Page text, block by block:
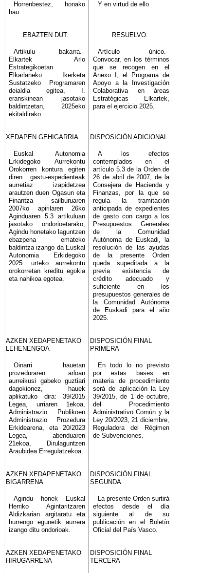
Horrenbestez, honako
hau
Y en virtud de ello
EBAZTEN DUT: RESUELVO:
Artikulu bakarra.–
Elkartek Arlo
Estrategikoetan
Elkarlaneko Ikerketa
Sustatzeko Programaren
deialdia egitea, I.
eranskinean jasotako
baldintzetan, 2025eko
ekitaldirako.
Artículo único.–
Convocar, en los términos
que se recogen en el
Anexo I, el Programa de
Apoyo a la Investigación
Colaborativa en áreas
Estratégicas Elkartek,
para el ejercicio 2025.
XEDAPEN GEHIGARRIA DISPOSICIÓN ADICIONAL
Euskal Autonomia
Erkidegoko Aurrekontu
Orokorren kontura egiten
diren gastu-espedienteak
aurretiaz izapidetzea
arautzen duen Ogasun eta
Finantza sailburuaren
2007ko apirilaren 26ko
Aginduaren 5.3 artikuluan
jasotako ondorioetarako,
Agindu honetako laguntzen
ebazpena emateko
baldintza izango da Euskal
Autonomia Erkidegoko
2025. urteko aurrekontu
orokorretan kreditu egokia
eta nahikoa egotea.
A los efectos
contemplados en el
artículo 5.3 de la Orden de
26 de abril de 2007, de la
Consejera de Hacienda y
Finanzas, por la que se
regula la tramitación
anticipada de expedientes
de gasto con cargo a los
Presupuestos Generales
de la Comunidad
Autónoma de Euskadi, la
resolución de las ayudas
de la presente Orden
queda supeditada a la
previa existencia de
crédito adecuado y
suficiente en los
presupuestos generales de
la Comunidad Autónoma
de Euskadi para el año
2025.
AZKEN XEDAPENETAKO
LEHENENGOA
DISPOSICIÓN FINAL
PRIMERA
Oinarri hauetan
prozeduraren arloan
aurreikusi gabeko guztiari
dagokionez, hauek
aplikatuko dira: 39/2015
Legea, urriaren 1ekoa,
Administrazio Publikoen
Administrazio Prozedura
Erkidearena, eta 20/2023
Legea, abenduaren
21ekoa, Dirulaguntzen
Araubidea Erregulatzekoa.
En todo lo no previsto
por estas bases en
materia de procedimiento
será de aplicación la Ley
39/2015, de 1 de octubre,
del Procedimiento
Administrativo Común y la
Ley 20/2023, 21 diciembre,
Reguladora del Régimen
de Subvenciones.
AZKEN XEDAPENETAKO
BIGARRENA
DISPOSICIÓN FINAL
SEGUNDA
Agindu honek Euskal
Herriko Agintaritzaren
Aldizkarian argitaratu eta
hurrengo egunetik aurrera
izango ditu ondorioak.
La presente Orden surtirá
efectos desde el día
siguiente al de su
publicación en el Boletín
Oficial del País Vasco.
AZKEN XEDAPENETAKO
HIRUGARRENA
DISPOSICIÓN FINAL
TERCERA